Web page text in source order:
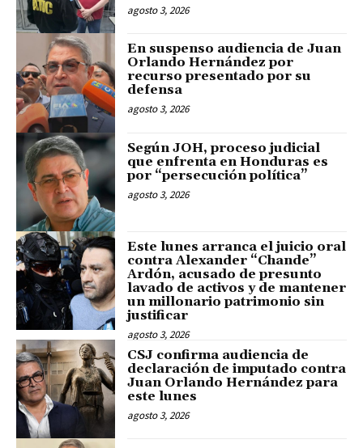
agosto 3, 2026
En suspenso audiencia de Juan
Orlando Hernández por
recurso presentado por su
defensa
agosto 3, 2026
Según JOH, proceso judicial
que enfrenta en Honduras es
por “persecución política”
agosto 3, 2026
Este lunes arranca el juicio oral
contra Alexander “Chande”
Ardón, acusado de presunto
lavado de activos y de mantener
un millonario patrimonio sin
justificar
agosto 3, 2026
CSJ confirma audiencia de
declaración de imputado contra
Juan Orlando Hernández para
este lunes
agosto 3, 2026